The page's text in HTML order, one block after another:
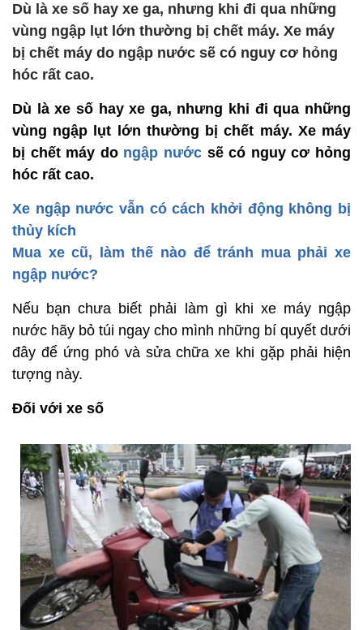
Dù là xe số hay xe ga, nhưng khi đi qua những
vùng ngập lụt lớn thường bị chết máy. Xe máy
bị chết máy do ngập nước sẽ có nguy cơ hỏng
hóc rất cao.
Dù là xe số hay xe ga, nhưng khi đi qua những
vùng ngập lụt lớn thường bị chết máy. Xe máy
bị chết máy do ngập nước sẽ có nguy cơ hỏng
hóc rất cao.
Xe ngập nước vẫn có cách khởi động không bị
thủy kích
Mua xe cũ, làm thế nào để tránh mua phải xe
ngập nước?
Nếu bạn chưa biết phải làm gì khi xe máy ngập
nước hãy bỏ túi ngay cho mình những bí quyết dưới
đây để ứng phó và sửa chữa xe khi gặp phải hiện
tượng này.
Đối với xe số